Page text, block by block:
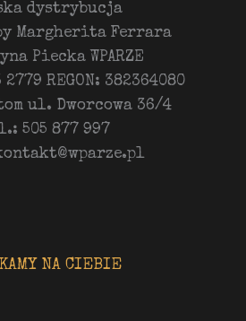
dystrybucja
Margherita Ferrara
Piecka WPARZE
REGON: 382364080
ul. Dworcowa 36/4
505 877 997
NA CIEBIE